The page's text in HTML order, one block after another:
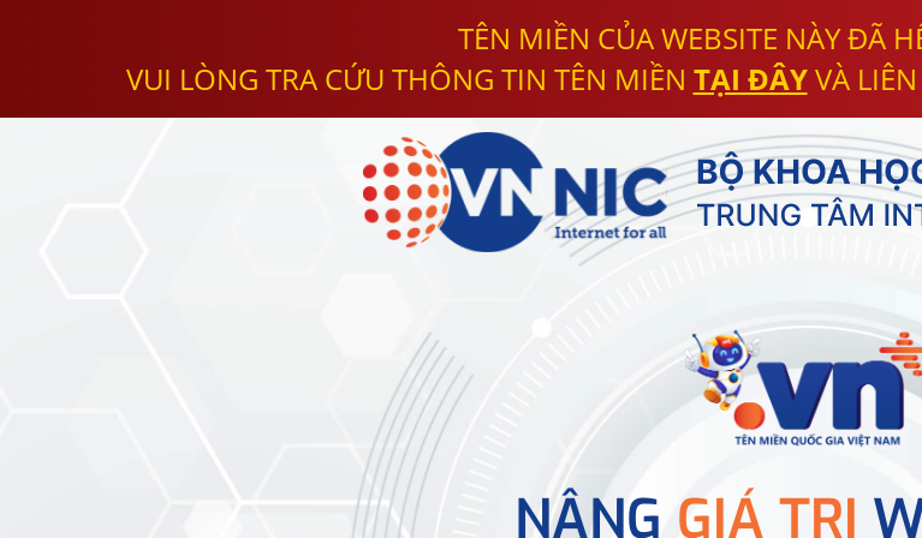
TÊN MIỀN CỦA WEBSITE NÀY ĐÃ
VUI LÒNG TRA CỨU THÔNG TIN TÊN MIỀN TẠI ĐÂYVÀ
NÂNG GIÁ TRỊ